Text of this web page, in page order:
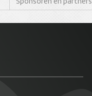
Sponsoren en partners